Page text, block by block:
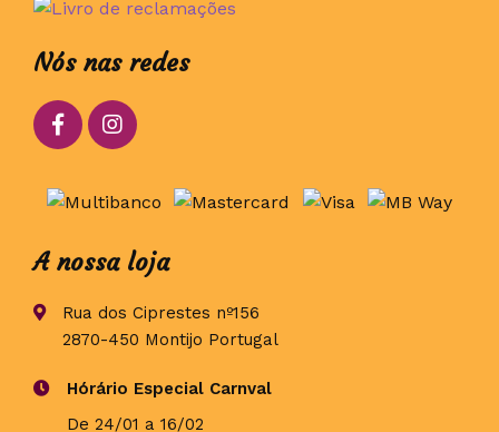
Nós nas redes
A nossa loja
Rua dos Ciprestes nº156
2870-450 Montijo Portugal
Hórário Especial Carnval
De 24/01 a 16/02